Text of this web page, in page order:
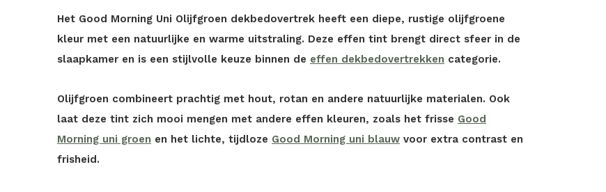
Het Good Morning Uni Olijfgroen dekbedovertrek heeft een diepe, rustige olijfgroene
kleur met een natuurlijke en warme uitstraling. Deze effen tint brengt direct sfeer in de
slaapkamer en is een stijlvolle keuze binnen de effen dekbedovertrekken categorie.
Olijfgroen combineert prachtig met hout, rotan en andere natuurlijke materialen. Ook
laat deze tint zich mooi mengen met andere effen kleuren, zoals het frisse Good
Morning uni groen en het lichte, tijdloze Good Morning uni blauw voor extra contrast en
frisheid.